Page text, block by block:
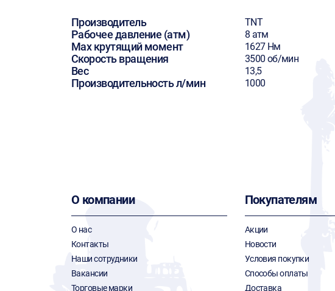
Производитель TNT
Рабочее давление (атм) 8 атм
Max крутящий момент 1627 Нм
Скорость вращения 3500 об/мин
Вес 13,5
Производительность л/мин 1000
О компании
О нас
Контакты
Наши сотрудники
Вакансии
Торговые марки
Покупателям
Акции
Новости
Условия покупки
Способы оплаты
Доставка